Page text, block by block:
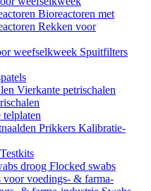
Bioreactoren met
Rekken voor
weefselkweek Spuitfilters
Vierkante petrischalen
Prikkers Kalibratie-
Testkits
droog Flocked swabs
voor voedings- & farma-